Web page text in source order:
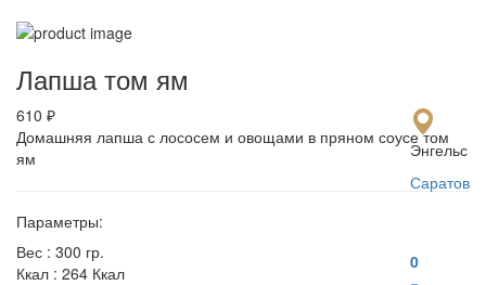
Энгельс
Саратов
0
Лапша том ям
610 ₽
Домашняя лапша с лососем и овощами в пряном соусе том
ям
Параметры:
Вес : 300 гр.
Ккал : 264 Ккал